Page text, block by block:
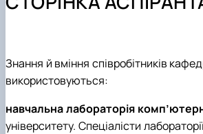
Навчальна лабораторія
Акредитація
Знання й вміння співробітників
використовуються:
навчальна лабораторія
університету. Спеціалісти